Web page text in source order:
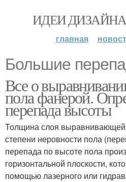
ИДЕИ
главная
Большие
Все о
пола фанерой.
перепада высоты
Толщина слоя выравнивающей
степени неровности пола
перепада по высоте пола
горизонтальной плоскости,
помощью лазерного или